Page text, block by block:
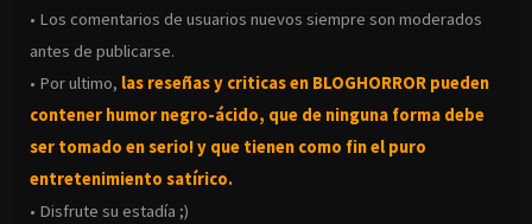
• Los comentarios de usuarios nuevos siempre son moderados
antes de publicarse.
• Por ultimo, las reseñas y criticas en BLOGHORROR pueden
contener humor negro-ácido, que de ninguna forma debe
ser tomado en serio! y que tienen como fin el puro
entretenimiento satírico.
• Disfrute su estadía ;)